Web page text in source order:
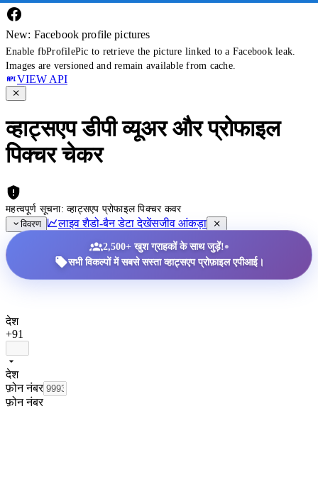
New: Facebook profile pictures
Enable fbProfilePic to retrieve the picture linked to a Facebook leak.
Images are versioned and remain available from cache.
VIEW API
व्हाट्सएप डीपी व्यूअर और प्रोफाइल
पिक्चर चेकर
महत्वपूर्ण सूचना: व्हाट्सएप प्रोफाइल पिक्चर कवर
विवरण
लाइव शैडो-बैन डेटा देखेंसजीव आंकड़ा
2,500+ खुश ग्राहकों के साथ जुड़ें!•
सभी विकल्पों में सबसे सस्ता व्हाट्सएप प्रोफ़ाइल एपीआई।
देश
+91
देश
फ़ोन नंबर
फ़ोन नंबर